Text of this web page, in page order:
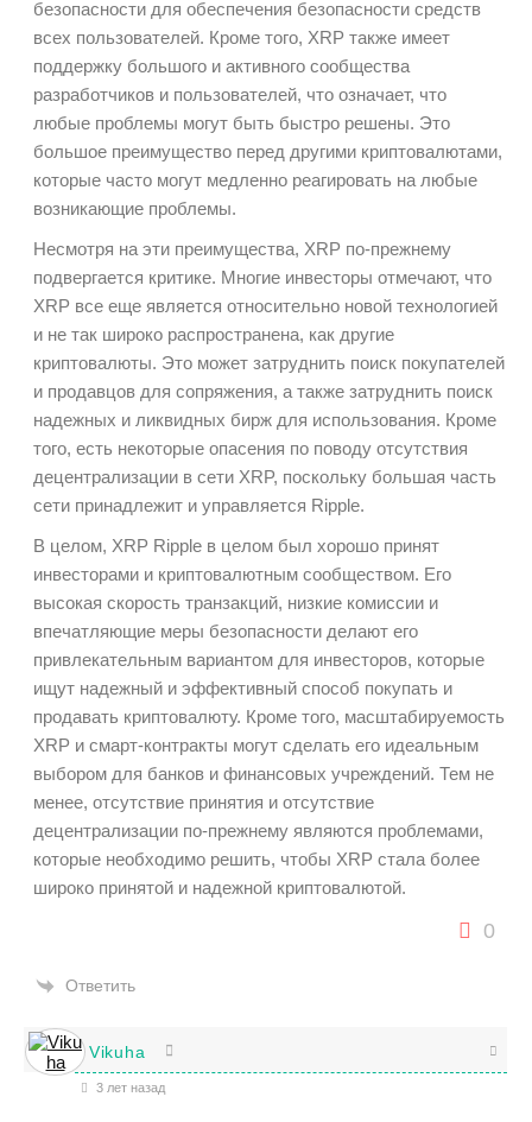
безопасности для обеспечения безопасности средств
всех пользователей. Кроме того, XRP также имеет
поддержку большого и активного сообщества
разработчиков и пользователей, что означает, что
любые проблемы могут быть быстро решены. Это
большое преимущество перед другими криптовалютами,
которые часто могут медленно реагировать на любые
возникающие проблемы.
Несмотря на эти преимущества, XRP по-прежнему
подвергается критике. Многие инвесторы отмечают, что
XRP все еще является относительно новой технологией
и не так широко распространена, как другие
криптовалюты. Это может затруднить поиск покупателей
и продавцов для сопряжения, а также затруднить поиск
надежных и ликвидных бирж для использования. Кроме
того, есть некоторые опасения по поводу отсутствия
децентрализации в сети XRP, поскольку большая часть
сети принадлежит и управляется Ripple.
В целом, XRP Ripple в целом был хорошо принят
инвесторами и криптовалютным сообществом. Его
высокая скорость транзакций, низкие комиссии и
впечатляющие меры безопасности делают его
привлекательным вариантом для инвесторов, которые
ищут надежный и эффективный способ покупать и
продавать криптовалюту. Кроме того, масштабируемость
XRP и смарт-контракты могут сделать его идеальным
выбором для банков и финансовых учреждений. Тем не
менее, отсутствие принятия и отсутствие
децентрализации по-прежнему являются проблемами,
которые необходимо решить, чтобы XRP стала более
широко принятой и надежной криптовалютой.
0
Ответить
Vikuha
3 лет назад